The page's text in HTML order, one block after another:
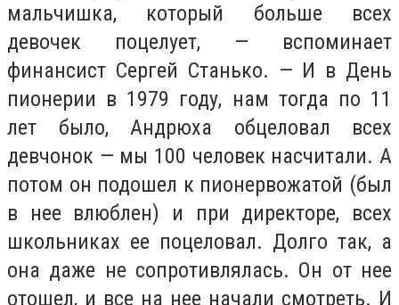
мальчишка, который больше всех
девочек поцелует, — вспоминает
финансист Сергей Станько. — И в День
пионерии в 1979 году, нам тогда по 11
лет было, Андрюха обцеловал всех
девчонок — мы 100 человек насчитали. А
потом он подошел к пионервожатой (был
в нее влюблен) и при директоре, всех
школьниках ее поцеловал. Долго так, а
она даже не сопротивлялась. Он от нее
отошел, и все на нее начали смотреть. И